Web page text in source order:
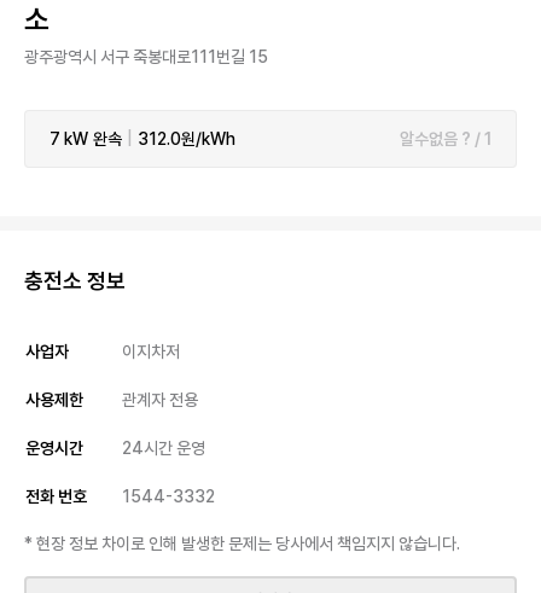
소
광주광역시 서구 죽봉대로111번길 15
7 kW 완속 312.0원/kWh 알수없음 ? / 1
충전소 정보
사업자 이지차저
사용제한 관계자 전용
운영시간 24시간 운영
전화 번호 1544-3332
* 현장 정보 차이로 인해 발생한 문제는 당사에서 책임지지 않습니다.